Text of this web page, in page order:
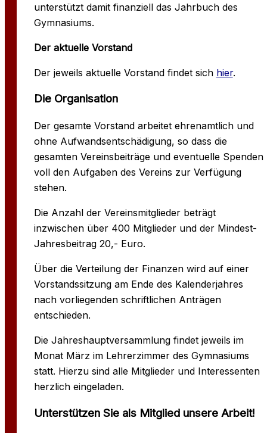
unterstützt damit finanziell das Jahrbuch des
Gymnasiums.
Der aktuelle Vorstand
Der jeweils aktuelle Vorstand findet sich hier.
Die Organisation
Der gesamte Vorstand arbeitet ehrenamtlich und
ohne Aufwandsentschädigung, so dass die
gesamten Vereinsbeiträge und eventuelle Spenden
voll den Aufgaben des Vereins zur Verfügung
stehen.
Die Anzahl der Vereinsmitglieder beträgt
inzwischen über 400 Mitglieder und der Mindest-
Jahresbeitrag 20,- Euro.
Über die Verteilung der Finanzen wird auf einer
Vorstandssitzung am Ende des Kalenderjahres
nach vorliegenden schriftlichen Anträgen
entschieden.
Die Jahreshauptversammlung findet jeweils im
Monat März im Lehrerzimmer des Gymnasiums
statt. Hierzu sind alle Mitglieder und Interessenten
herzlich eingeladen.
Unterstützen Sie als Mitglied unsere Arbeit!